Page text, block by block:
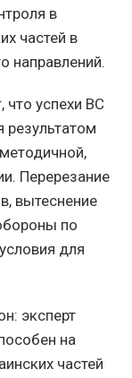
в
частей в
направлений.
успехи ВС
результатом
Перерезание
вытеснение
по
для
эксперт
на
частей